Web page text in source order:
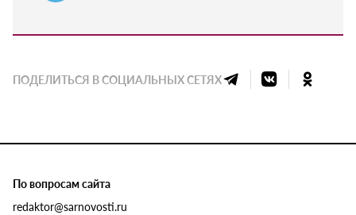
ПОДЕЛИТЬСЯ В СОЦИАЛЬНЫХ СЕТЯХ
По вопросам сайта
redaktor@sarnovosti.ru